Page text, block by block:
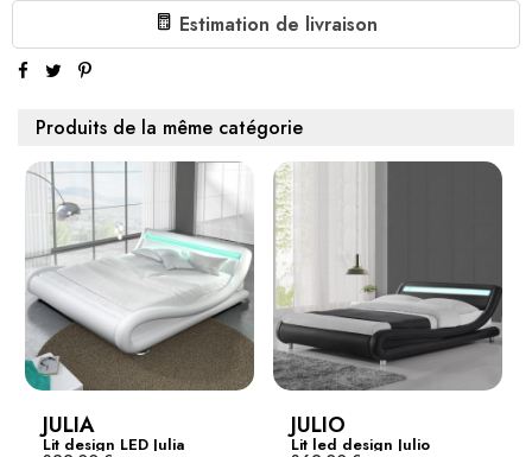
Estimation de livraison
Produits de la même catégorie
JULIA
Lit design LED Julia
JULIO
Lit led design Julio